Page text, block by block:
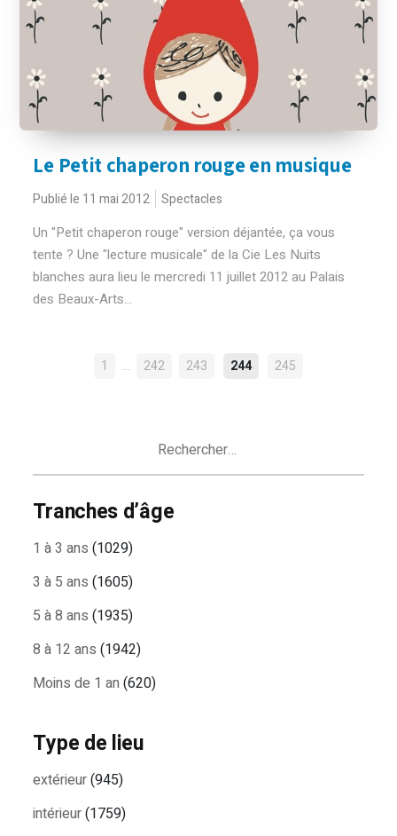
Le Petit chaperon rouge en musique
Publié le 11 mai 2012 Spectacles
Un "Petit chaperon rouge" version déjantée, ça vous
tente ? Une "lecture musicale" de la Cie Les Nuits
blanches aura lieu le mercredi 11 juillet 2012 au Palais
des Beaux-Arts...
NAVIGATION
1 … 242 243 244 245
Tranches d’âge
1 à 3 ans (1029)
3 à 5 ans (1605)
5 à 8 ans (1935)
8 à 12 ans (1942)
Moins de 1 an (620)
Type de lieu
extérieur(945)
intérieur(1759)